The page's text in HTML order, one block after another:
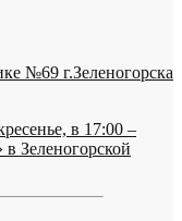
№69 г.Зеленогорска
в 17:00 –
Зеленогорской